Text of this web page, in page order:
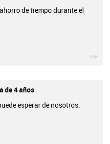
de tiempo durante el
de 4 años
esperar de nosotros.